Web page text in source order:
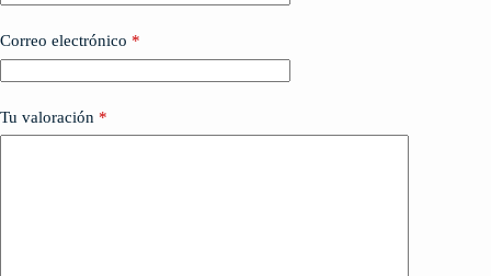
Correo electrónico *
Tu valoración *